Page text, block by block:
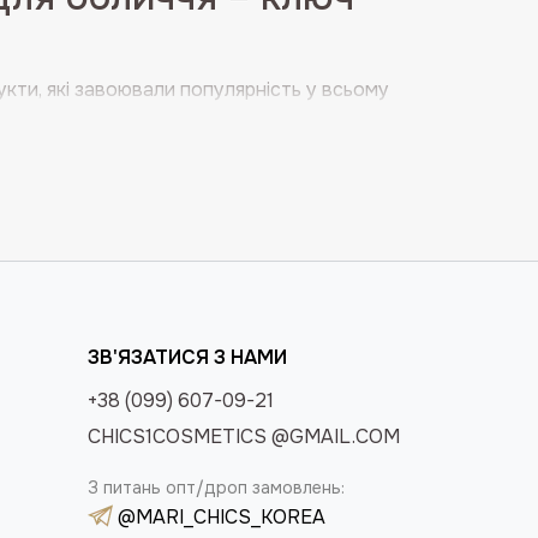
які завоювали популярність у всьому
природного балансу шкіри.
ЗВ'ЯЗАТИСЯ З НАМИ
+38 (099) 607-09-21
CHICS1COSMETICS @GMAIL.COM
З питань опт/дроп замовлень:
@MARI_CHICS_KOREA